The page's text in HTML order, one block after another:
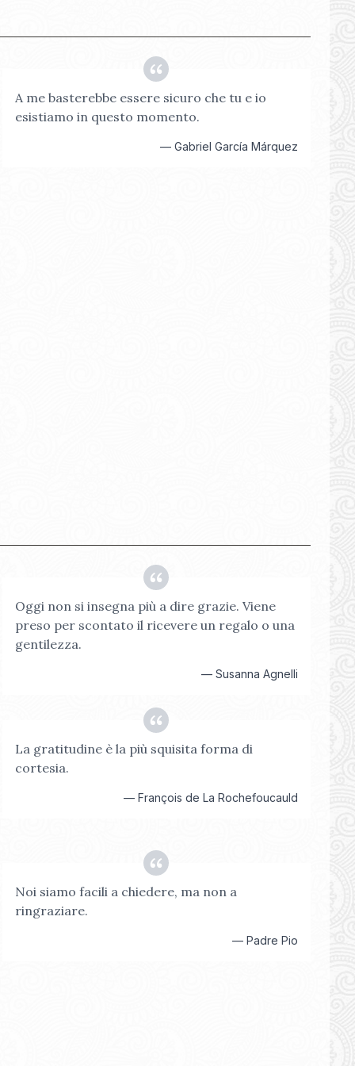
A me basterebbe essere sicuro che tu e io
esistiamo in questo momento.
— Gabriel García Márquez
Oggi non si insegna più a dire grazie. Viene
preso per scontato il ricevere un regalo o una
gentilezza.
— Susanna Agnelli
La gratitudine è la più squisita forma di
cortesia.
— François de La Rochefoucauld
Noi siamo facili a chiedere, ma non a
ringraziare.
— Padre Pio